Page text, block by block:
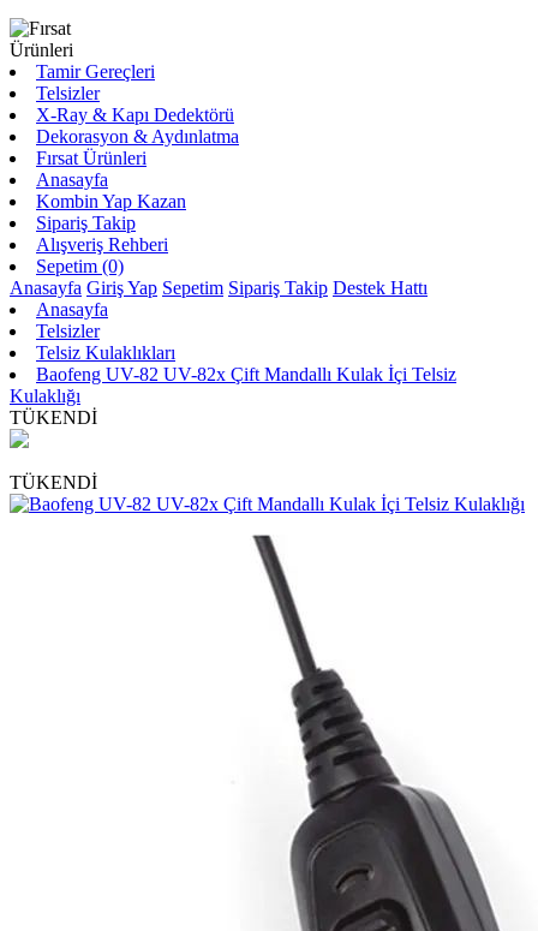
Tamir Gereçleri
Telsizler
X-Ray & Kapı Dedektörü
Dekorasyon & Aydınlatma
Fırsat Ürünleri
Anasayfa
Kombin Yap Kazan
Sipariş Takip
Alışveriş Rehberi
Sepetim (0)
Anasayfa Giriş Yap Sepetim Sipariş Takip Destek Hattı
Anasayfa
Telsizler
Telsiz Kulaklıkları
Baofeng UV-82 UV-82x Çift Mandallı Kulak İçi Telsiz
Kulaklığı
TÜKENDİ
TÜKENDİ